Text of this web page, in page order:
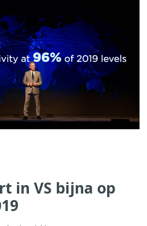
in VS bijna op